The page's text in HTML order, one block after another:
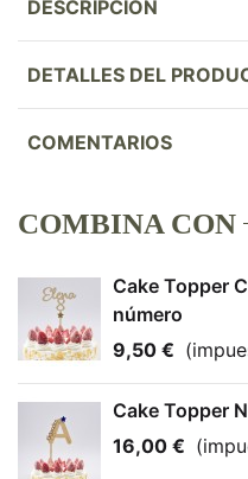
DESCRIPCIÓN
DETALLES DEL
COMENTARIOS
COMBINA CON
Cake Topper
número
9,50 €
Cake Topper
16,00 €